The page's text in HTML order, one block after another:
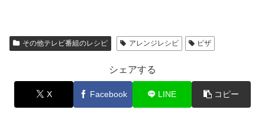
その他テレビ番組のレシピ アレンジレシピ ピザ
シェアする
X Facebook LINE コピー